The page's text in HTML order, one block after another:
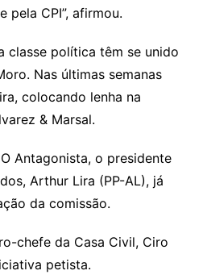
pela CPI”, afirmou.
classe política têm se unido
Nas últimas semanas
colocando lenha na
& Marsal.
Antagonista, o presidente
Arthur Lira (PP-AL), já
da comissão.
chefe da Casa Civil, Ciro
petista.